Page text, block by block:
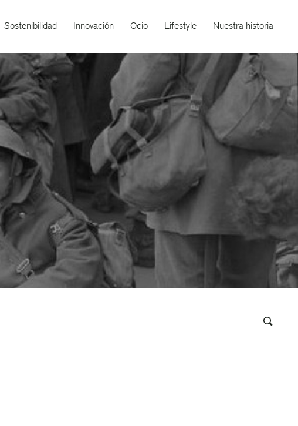
Sostenibilidad Innovación Ocio Lifestyle Nuestra historia